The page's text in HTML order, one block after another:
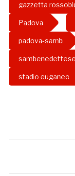
gazzetta
Padova
padova-samb
sambenedettese
stadio euganeo